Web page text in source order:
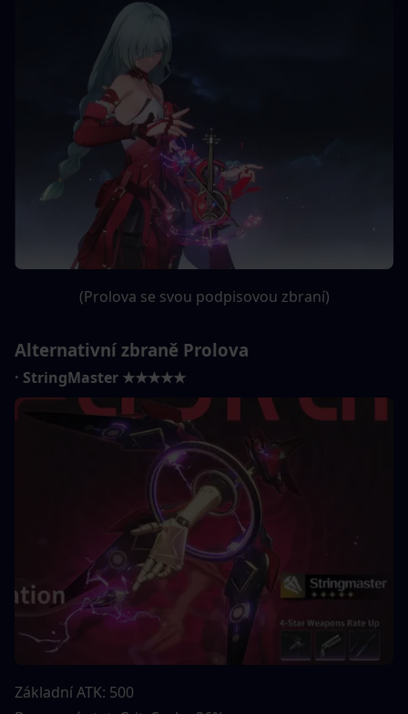
(Prolova se svou podpisovou zbraní)
Alternativní zbraně Prolova
· StringMaster ★★★★★
Základní ATK: 500